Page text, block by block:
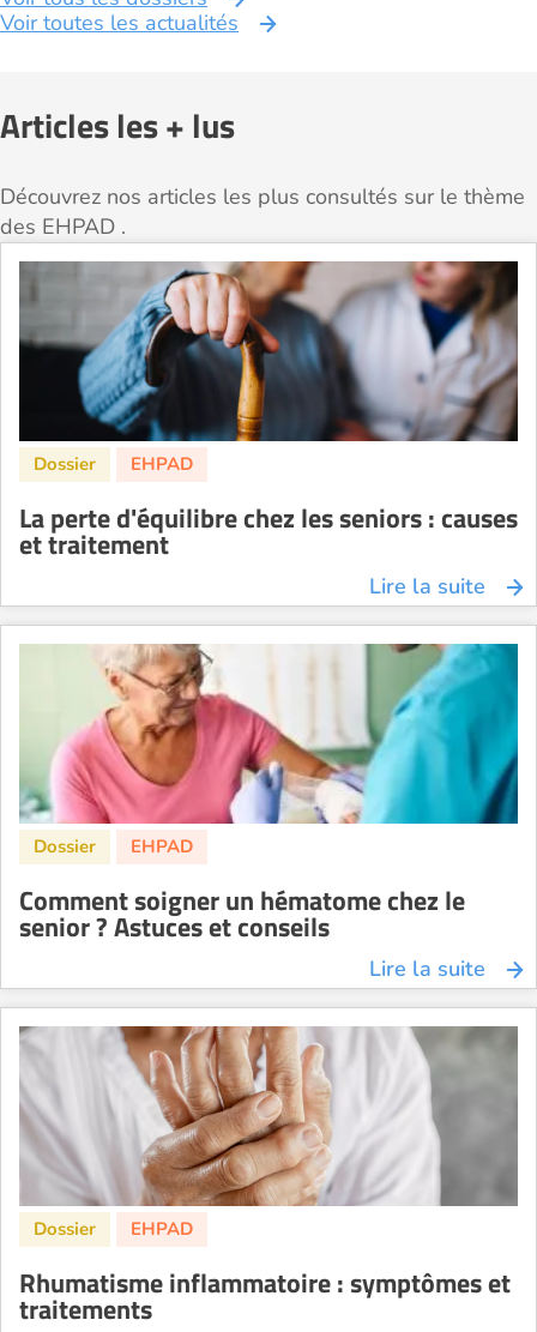
Voir toutes les actualités
Articles les + lus
Découvrez nos articles les plus consultés sur le thème
des EHPAD .
La perte d'équilibre chez les seniors : causes
et traitement
Lire la suite
Comment soigner un hématome chez le
senior ? Astuces et conseils
Lire la suite
Rhumatisme inflammatoire : symptômes et
traitements